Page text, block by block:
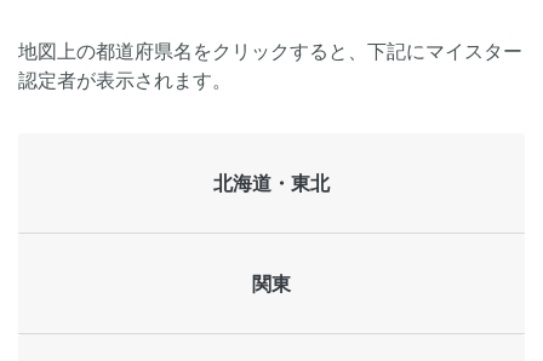
地図上の都道府県名をクリックすると、下記にマイスター
認定者が表示されます。
北海道・東北
関東